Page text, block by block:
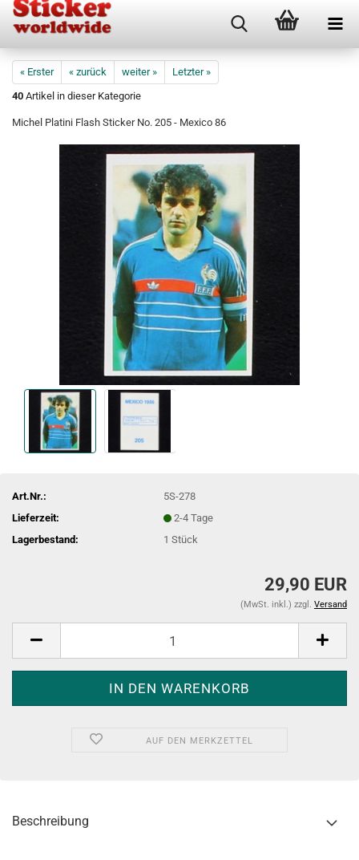
« Erster « zurück weiter »
Letzter »
40 Artikel in dieser Kategorie
Michel Platini Flash Sticker No. 205 - Mexico 86
Art.Nr.:
5S-278
Lieferzeit:
2-4 Tage
Lagerbestand:
1Stück
29,90 EUR
(MwSt. inkl.) zzgl. Versand
AUF DEN MERKZETTEL
Beschreibung